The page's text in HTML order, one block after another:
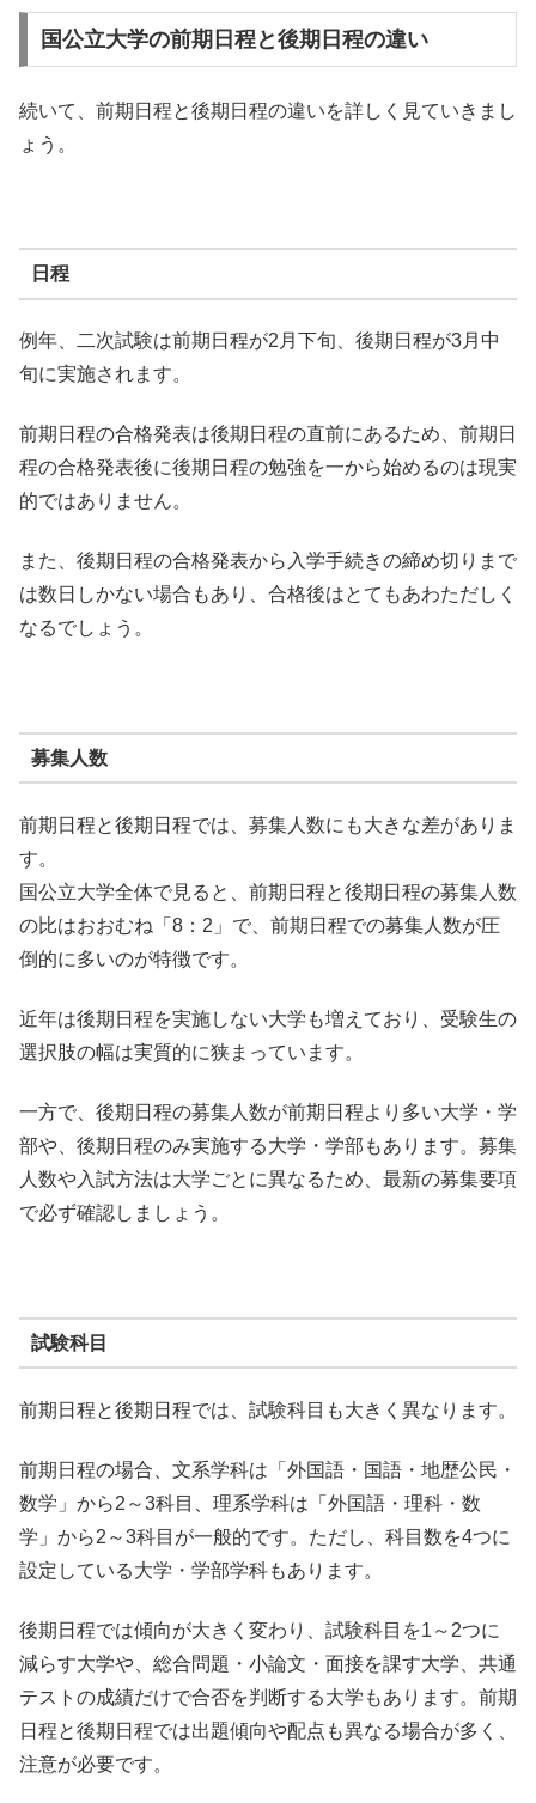
国公立大学の前期日程と後期日程の違い
続いて、前期日程と後期日程の違いを詳しく見ていきまし
ょう。
日程
例年、二次試験は前期日程が2月下旬、後期日程が3月中
旬に実施されます。
前期日程の合格発表は後期日程の直前にあるため、前期日
程の合格発表後に後期日程の勉強を一から始めるのは現実
的ではありません。
また、後期日程の合格発表から入学手続きの締め切りまで
は数日しかない場合もあり、合格後はとてもあわただしく
なるでしょう。
募集人数
前期日程と後期日程では、募集人数にも大きな差がありま
す。
国公立大学全体で見ると、前期日程と後期日程の募集人数
の比はおおむね「8：2」で、前期日程での募集人数が圧
倒的に多いのが特徴です。
近年は後期日程を実施しない大学も増えており、受験生の
選択肢の幅は実質的に狭まっています。
一方で、後期日程の募集人数が前期日程より多い大学・学
部や、後期日程のみ実施する大学・学部もあります。募集
人数や入試方法は大学ごとに異なるため、最新の募集要項
で必ず確認しましょう。
試験科目
前期日程と後期日程では、試験科目も大きく異なります。
前期日程の場合、文系学科は「外国語・国語・地歴公民・
数学」から2～3科目、理系学科は「外国語・理科・数
学」から2～3科目が一般的です。ただし、科目数を4つに
設定している大学・学部学科もあります。
後期日程では傾向が大きく変わり、試験科目を1～2つに
減らす大学や、総合問題・小論文・面接を課す大学、共通
テストの成績だけで合否を判断する大学もあります。前期
日程と後期日程では出題傾向や配点も異なる場合が多く、
注意が必要です。